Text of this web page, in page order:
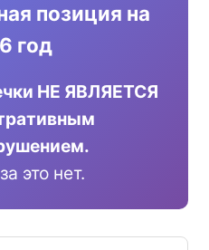
позиция на
год
НЕ ЯВЛЯЕТСЯ
это нет.